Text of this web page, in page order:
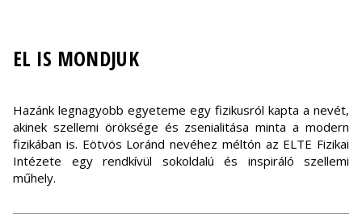
EL IS MONDJUK
Hazánk legnagyobb egyeteme egy fizikusról kapta a nevét,
akinek szellemi öröksége és zsenialitása minta a modern
fizikában is. Eötvös Loránd nevéhez méltón az ELTE Fizikai
Intézete egy rendkívül sokoldalú és inspiráló szellemi
műhely.